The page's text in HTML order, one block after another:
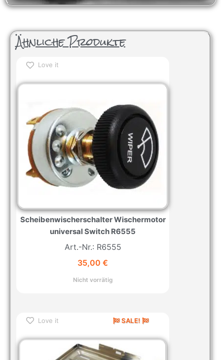
Ähnliche Produkte
Love it
Scheibenwischerschalter Wischermotor
universal Switch R6555
Art.-Nr.: R6555
35,00 €
Nicht vorrätig
Love it SALE!